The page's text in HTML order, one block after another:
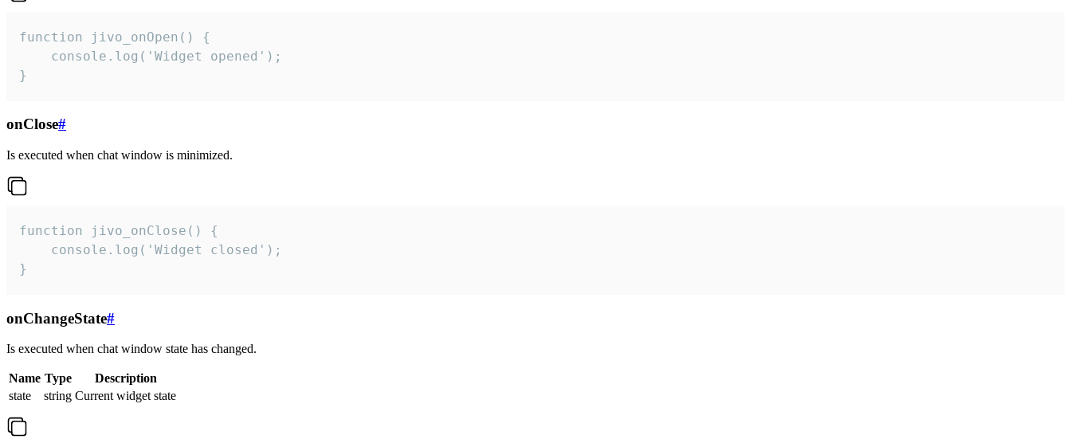
function jivo_onOpen() {
    console.log('Widget opened');
}
onClose#
Is executed when chat window is minimized.
function jivo_onClose() {
    console.log('Widget closed');
}
onChangeState#
Is executed when chat window state has changed.
Name Type
Description
state
string Current widget state